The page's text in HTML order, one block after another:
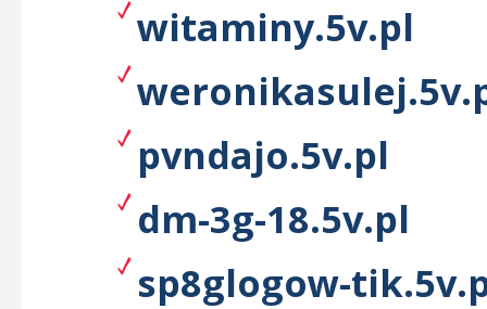
witaminy.5v.pl
pvndajo.5v.pl
dm-3g-18.5v.pl
sp8glogow-